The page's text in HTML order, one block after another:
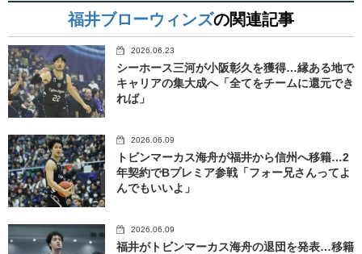
福井ブローウィンズの関連記事
2026.06.23
シーホース三河が小阪彰久を獲得…縁ある地で
キャリアの集大成へ「全てをチームに還元でき
れば」
2026.06.09
トビンマーカス海舟が福井から信州へ移籍…2
年契約でBプレミア参戦「フォー兄さんってよ
んでもいいよ」
2026.06.09
福井がトビンマーカス海舟の退団を発表…移籍